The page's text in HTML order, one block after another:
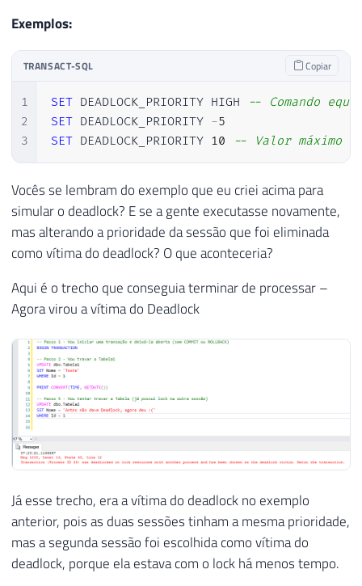
Exemplos:
TRANSACT-SQL Copiar
1
2
3
SET DEADLOCK_PRIORITY HIGH
-- Comando
SET DEADLOCK_PRIORITY -5
SET DEADLOCK_PRIORITY 10 -- Valor máximo
Vocês se lembram do exemplo que eu criei acima para
simular o deadlock? E se a gente executasse novamente,
mas alterando a prioridade da sessão que foi eliminada
como vítima do deadlock? O que aconteceria?
Aqui é o trecho que conseguia terminar de processar –
Agora virou a vítima do Deadlock
Já esse trecho, era a vítima do deadlock no exemplo
anterior, pois as duas sessões tinham a mesma prioridade,
mas a segunda sessão foi escolhida como vítima do
deadlock, porque ela estava com o lock há menos tempo.